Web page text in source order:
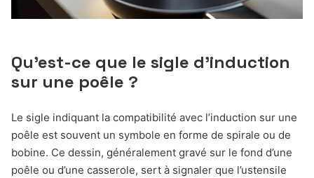
Qu’est-ce que le sigle d’induction
sur une poêle ?
Le sigle indiquant la compatibilité avec l’induction sur une
poêle est souvent un symbole en forme de spirale ou de
bobine. Ce dessin, généralement gravé sur le fond d’une
poêle ou d’une casserole, sert à signaler que l’ustensile